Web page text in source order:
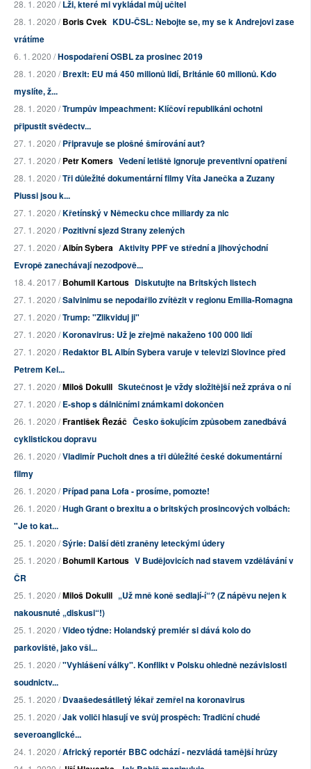
28. 1. 2020 /Lži, které mi vykládal můj učitel
28. 1. 2020 /Boris Cvek KDU-ČSL: Nebojte se, my se k Andrejovi zase
vrátíme
6. 1. 2020 /Hospodaření OSBL za prosinec 2019
28. 1. 2020 /Brexit: EU má 450 milionů lidí, Británie 60 milionů. Kdo
myslíte, ž...
28. 1. 2020 /Trumpův impeachment: Klíčoví republikáni ochotni
připustit svědectv...
27. 1. 2020 /Připravuje se plošné šmírování aut?
27. 1. 2020 /Petr Komers Vedení letiště ignoruje preventivní opatření
28. 1. 2020 /Tři důležité dokumentární filmy Víta Janečka a Zuzany
Piussi jsou k...
27. 1. 2020 /Křetínský v Německu chce miliardy za nic
27. 1. 2020 /Pozitivní sjezd Strany zelených
27. 1. 2020 /Albín Sybera Aktivity PPF ve střední a jihovýchodní
Evropě zanechávají nezodpově...
18. 4. 2017 /Bohumil Kartous Diskutujte na Britských listech
27. 1. 2020 /Salvinimu se nepodařilo zvítězit v regionu Emilia-Romagna
27. 1. 2020 /Trump: "Zlikviduj ji"
27. 1. 2020 /Koronavirus: Už je zřejmě nakaženo 100 000 lidí
27. 1. 2020 /Redaktor BL Albín Sybera varuje v televizi Slovince před
Petrem Kel...
27. 1. 2020 /Miloš Dokulil Skutečnost je vždy složitější než zpráva o ní
27. 1. 2020 /E-shop s dálničními známkami dokončen
26. 1. 2020 /František Řezáč Česko šokujícím způsobem zanedbává
cyklistickou dopravu
26. 1. 2020 /Vladimír Pucholt dnes a tři důležité české dokumentární
filmy
26. 1. 2020 /Případ pana Lofa - prosíme, pomozte!
26. 1. 2020 /Hugh Grant o brexitu a o britských prosincových volbách:
"Je to kat...
25. 1. 2020 /Sýrie: Další děti zraněny leteckými údery
25. 1. 2020 /Bohumil Kartous V Budějovicích nad stavem vzdělávání v
ČR
25. 1. 2020 /Miloš Dokulil „Už mně koně sedlají-í“? (Z nápěvu nejen k
nakousnuté „diskusi“!)
25. 1. 2020 /Video týdne: Holandský premiér si dává kolo do
parkoviště, jako vši...
25. 1. 2020 /"Vyhlášení války". Konflikt v Polsku ohledně nezávislosti
soudnictv...
25. 1. 2020 /Dvaašedesátiletý lékař zemřel na koronavirus
25. 1. 2020 /Jak voliči hlasují ve svůj prospěch: Tradiční chudé
severoanglické...
24. 1. 2020 /Africký reportér BBC odchází - nezvládá tamější hrůzy